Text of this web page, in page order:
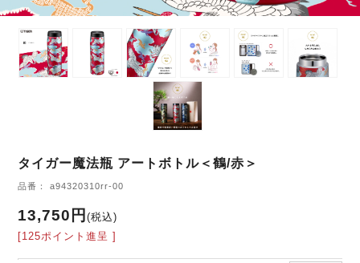
タイガー魔法瓶 アートボトル＜鶴/赤＞
品番： a94320310rr-00
13,750円(税込)
[125ポイント進呈 ]